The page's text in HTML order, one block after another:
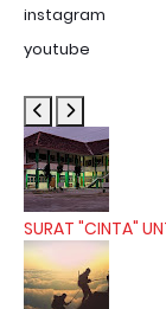
instagram
youtube
SURAT "CINTA"